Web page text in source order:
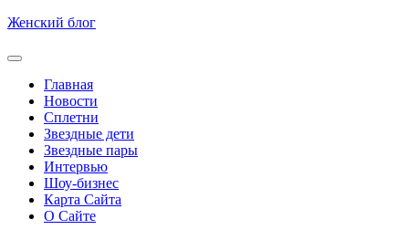
Skip
content
Женский блог
Главная
Новости
Сплетни
Звездные дети
Звездные пары
Интервью
Шоу-бизнес
Карта Сайта
О Сайте